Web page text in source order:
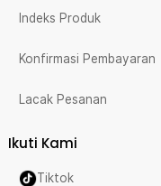
Indeks Produk
Konfirmasi Pembayaran
Lacak Pesanan
Ikuti Kami
Tiktok